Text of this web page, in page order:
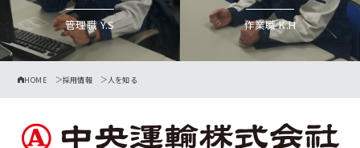
募集要項
Company
管理職 Y.S
作業職 K.H
HOME 採用情報 人を知る